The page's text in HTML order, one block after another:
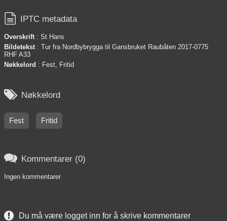
 IPTC metadata
Overskrift: St Hans
Bildetekst: Tur fra Nordbybrygga til Gansbruket Raubåten 2017-0775
RHF A33
Nøkkelord : Fest, Fritid
 Nøkkelord
Fest Fritid
 Kommentarer (0)
Ingen kommentarer
Du må være logget inn for å skrive kommentarer